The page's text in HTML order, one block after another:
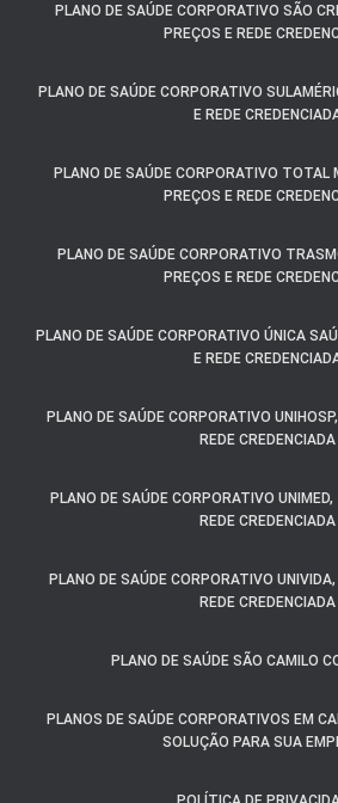
PLANO DE SAÚDE CORPORATIVO SÃO
PREÇOS E REDE
PLANO DE SAÚDE CORPORATIVO
E REDE
PLANO DE SAÚDE CORPORATIVO TOTAL
PREÇOS E REDE
PLANO DE SAÚDE CORPORATIVO
PREÇOS E REDE
PLANO DE SAÚDE CORPORATIVO ÚNICA
E REDE
PLANO DE SAÚDE CORPORATIVO
REDE CREDENCIADA
PLANO DE SAÚDE CORPORATIVO
REDE CREDENCIADA
PLANO DE SAÚDE CORPORATIVO
REDE CREDENCIADA
PLANO DE SAÚDE SÃO CAMILO
PLANOS DE SAÚDE CORPORATIVOS EM
SOLUÇÃO PARA SUA